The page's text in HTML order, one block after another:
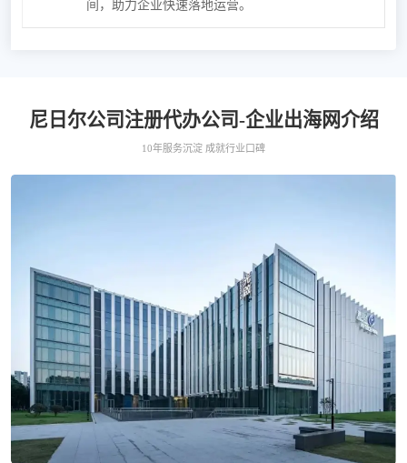
间，助力企业快速落地运营。
尼日尔公司注册代办公司-企业出海网介绍
10年服务沉淀 成就行业口碑